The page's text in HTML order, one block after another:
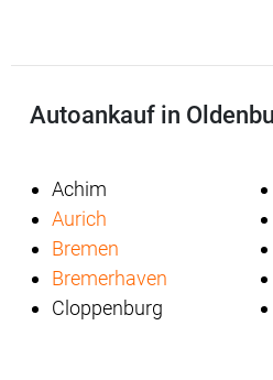
Autoankauf in
Achim
Aurich
Bremen
Bremerhaven
Cloppenburg